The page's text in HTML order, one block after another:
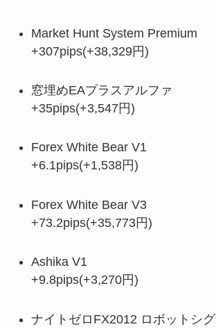
Market Hunt System Premium
+307pips(+38,329円)
窓埋めEAプラスアルファ
+35pips(+3,547円)
Forex White Bear V1
+6.1pips(+1,538円)
Forex White Bear V3
+73.2pips(+35,773円)
Ashika V1
+9.8pips(+3,270円)
ナイトゼロFX2012 ロボットシ